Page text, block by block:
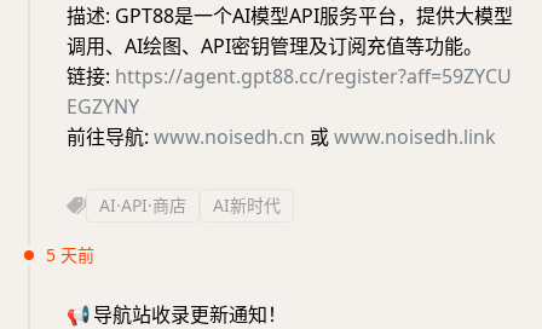
描述: GPT88是一个AI模型API服务平台，提供大模型
调用、AI绘图、API密钥管理及订阅充值等功能。
链接: https://agent.gpt88.cc/register?aff=59ZYCU
EGZYNY
前往导航: www.noisedh.cn 或www.noisedh.link
AI·API·商店 AI新时代
5 天前
📢导航站收录更新通知！